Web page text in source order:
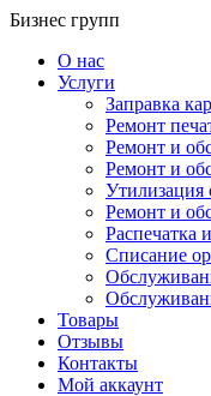
Перейти
содержанию
Бизнес групп
О нас
Услуги
Заправка
Ремонт
Ремонт и
Ремонт и
Утилизация
Ремонт и
Распечатка
Списание
Товары
Отзывы
Контакты
Мой аккаунт